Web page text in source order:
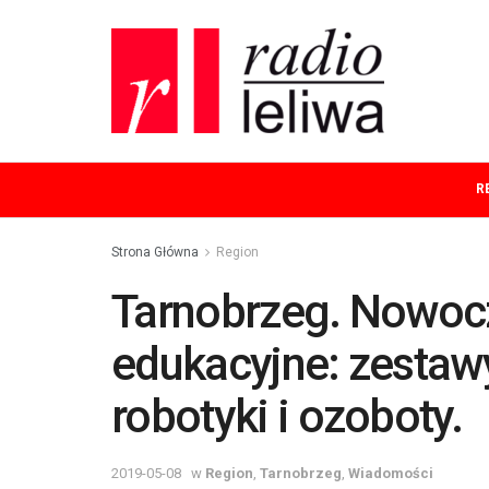
Strona Główna Region
Tarnobrzeg.
edukacyjne:
robotyki i ozoboty.
2019-05-08 w Region Tarnobrzeg Wiadomości